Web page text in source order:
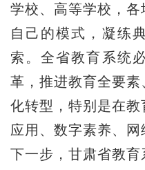
学校、高等学校，
自己的模式，凝练
索。全省教育系统
革，推进教育全要
化转型，特别是在
应用、数字素养、网
下一步，甘肃省教